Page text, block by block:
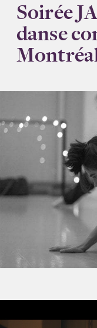
Soirée
danse